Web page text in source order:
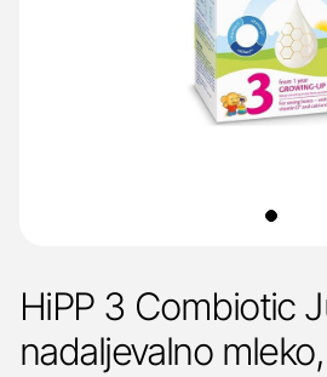
HiPP 3 Combiotic
nadaljevalno